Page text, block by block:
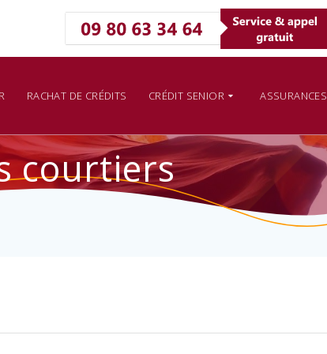
RACHAT DE CRÉDITS CRÉDIT SENIOR ASSURANCES
courtiers